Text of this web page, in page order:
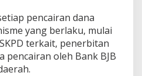
pencairan dana
yang berlaku, mulai
terkait, penerbitan
pencairan oleh Bank BJB